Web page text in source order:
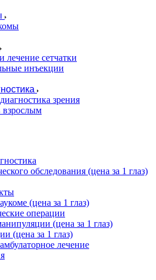
лечение сетчатки
инъекции
зрения
взрослым
обследования (цена за 1 глаз)
(цена за 1 глаз)
операции
(цена за 1 глаз)
(цена за 1 глаз)
лечение